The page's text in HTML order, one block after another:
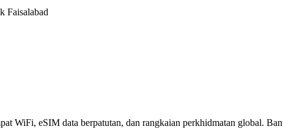
Faisalabad
WiFi, eSIM data berpatutan, dan rangkaian perkhidmatan global.